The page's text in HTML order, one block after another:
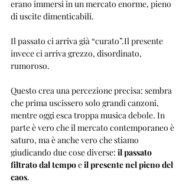
erano immersi in un mercato enorme, pieno
di uscite dimenticabili.
Il passato ci arriva già “curato”.Il presente
invece ci arriva grezzo, disordinato,
rumoroso.
Questo crea una percezione precisa: sembra
che prima uscissero solo grandi canzoni,
mentre oggi esca troppa musica debole. In
parte è vero che il mercato contemporaneo è
saturo, ma è anche vero che stiamo
giudicando due cose diverse: il passato
filtrato dal tempo e il presente nel pieno del
caos.